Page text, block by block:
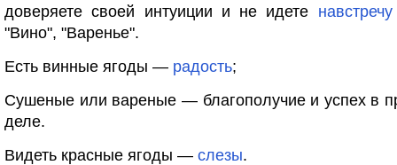
доверяете своей интуиции и не идете навстречу
"Вино", "Варенье".
Есть винные ягоды — радость;
Сушеные или вареные — благополучие и успех в
деле.
Видеть красные ягоды — слезы.